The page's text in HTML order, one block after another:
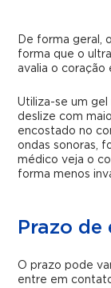
De forma geral,
forma que o
avalia o
Utiliza-se um
deslize com
encostado no
ondas sonoras,
médico veja o
forma menos
Prazo de
O prazo pode
entre em